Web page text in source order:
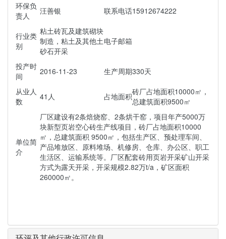
环保负
责人
汪善银 联系电话15912674222
行业类
别
粘土砖瓦及建筑砌块
制造，粘土及其他土
砂石开采
电子邮箱
投产时
间
2016-11-23 生产周期330天
从业人
数
41人 占地面积砖厂占地面积10000㎡，
总建筑面积9500㎡
单位简
介
厂区建设有2条焙烧窑、2条烘干窑，项目年产5000万
块新型页岩空心砖生产线项目，砖厂占地面积10000
㎡，总建筑面积 9500㎡，包括生产区、预处理车间、
产品堆放区、原料堆场、机修房、仓库、办公区、职工
生活区、运输系统等。厂区配套砖用页岩开采矿山开采
方式为露天开采，开采规模2.82万t/a，矿区面积
260000㎡。